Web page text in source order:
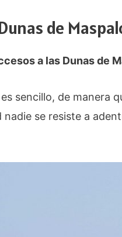
de
a las Dunas de
sencillo, de manera
se resiste a